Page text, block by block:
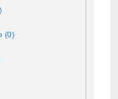
(0)